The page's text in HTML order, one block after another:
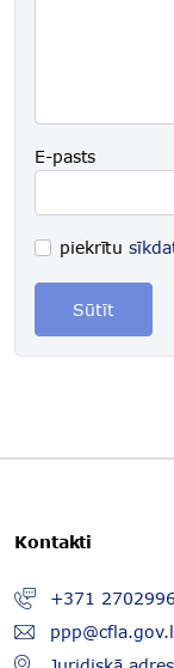
E-pasts
piekrītu
Sūtīt
Kontakti
+371